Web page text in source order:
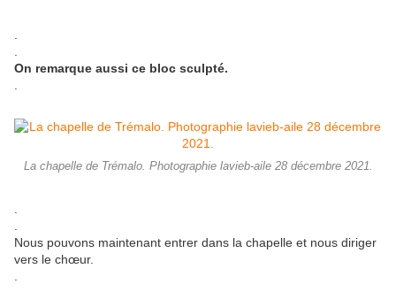
On remarque aussi ce bloc sculpté.
La chapelle de Trémalo. Photographie lavieb-aile 28 décembre 2021.
Nous pouvons maintenant entrer dans la chapelle et nous diriger
vers le chœur.